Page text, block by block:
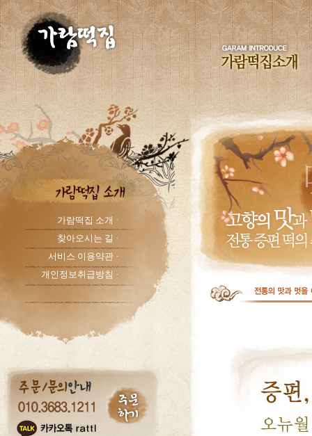
가람떡집 소개 ·
찾아오시는 길 ·
서비스 이용약관 ·
개인정보취급방침 ·